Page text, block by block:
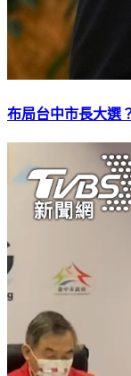
布局台中市長大選